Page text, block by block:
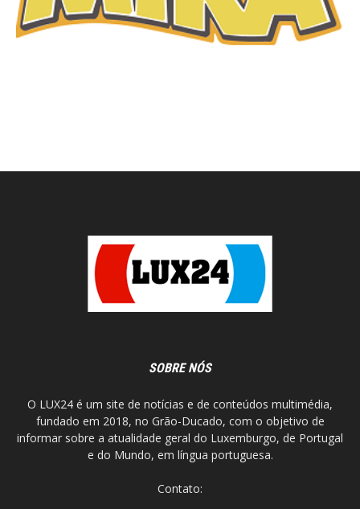
SOBRE NÓS
O LUX24 é um site de notícias e de conteúdos multimédia,
fundado em 2018, no Grão-Ducado, com o objetivo de
informar sobre a atualidade geral do Luxemburgo, de Portugal
e do Mundo, em língua portuguesa.
Contato: